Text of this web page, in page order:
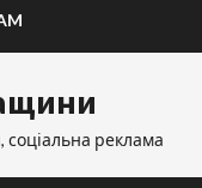
реклама